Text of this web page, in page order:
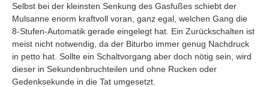
Selbst bei der kleinsten Senkung des Gasfußes schiebt der
Mulsanne enorm kraftvoll voran, ganz egal, welchen Gang die
8-Stufen-Automatik gerade eingelegt hat. Ein Zurückschalten ist
meist nicht notwendig, da der Biturbo immer genug Nachdruck
in petto hat. Sollte ein Schaltvorgang aber doch nötig sein, wird
dieser in Sekundenbruchteilen und ohne Rucken oder
Gedenksekunde in die Tat umgesetzt.